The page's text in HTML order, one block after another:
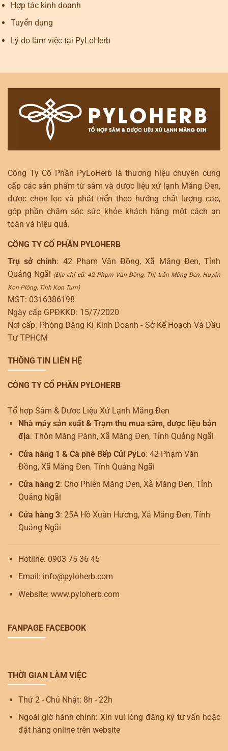
Hợp tác kinh doanh
Tuyển dụng
Lý do làm việc tại PyLoHerb
Công Ty Cổ Phần PyLoHerb là thương hiệu chuyên cung
cấp các sản phẩm từ sâm và dược liệu xứ lạnh Măng Đen,
được chọn lọc và phát triển theo hướng chất lượng cao,
góp phần chăm sóc sức khỏe khách hàng một cách an
toàn và hiệu quả.
CÔNG TY CỔ PHẦN PYLOHERB
Trụ sở chính: 42 Phạm Văn Đồng, Xã Măng Đen, Tỉnh
Quảng Ngãi (Địa chỉ cũ: 42 Phạm Văn Đồng, Thị trấn Măng Đen, Huyện
Kon Plông, Tỉnh Kon Tum)
MST: 0316386198
Ngày cấp GPĐKKD: 15/7/2020
Nơi cấp: Phòng Đăng Kí Kinh Doanh - Sở Kế Hoạch Và Đầu
Tư TPHCM
THÔNG TIN LIÊN HỆ
CÔNG TY CỔ PHẦN PYLOHERB
Tổ hợp Sâm & Dược Liệu Xứ Lạnh Măng Đen
Nhà máy sản xuất & Trạm thu mua sâm, dược liệu bản
địa: Thôn Măng Pành, Xã Măng Đen, Tỉnh Quảng Ngãi
Cửa hàng 1 & Cà phê Bếp Củi PyLo: 42 Phạm Văn
Đồng, Xã Măng Đen, Tỉnh Quảng Ngãi
Cửa hàng 2: Chợ Phiên Măng Đen, Xã Măng Đen, Tỉnh
Quảng Ngãi
Cửa hàng 3: 25A Hồ Xuân Hương, Xã Măng Đen, Tỉnh
Quảng Ngãi
Hotline: 0903 75 36 45
Email: info@pyloherb.com
Website: www.pyloherb.com
FANPAGE FACEBOOK
THỜI GIAN LÀM VIỆC
Thứ 2 - Chủ Nhật: 8h - 22h
Ngoài giờ hành chính: Xin vui lòng đăng ký tư vấn hoặc
đặt hàng online trên website